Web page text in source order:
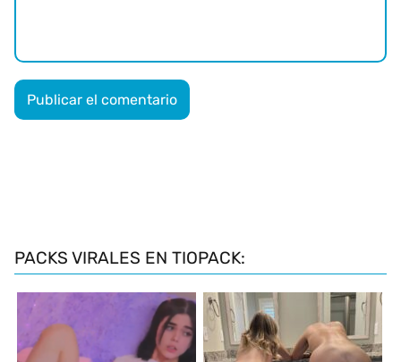
PACKS VIRALES EN TIOPACK: